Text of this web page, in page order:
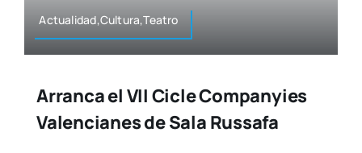
Actualidad,Cultura,Teatro
Arranca el VII Cicle Companyies
Valencianes de Sala Russafa